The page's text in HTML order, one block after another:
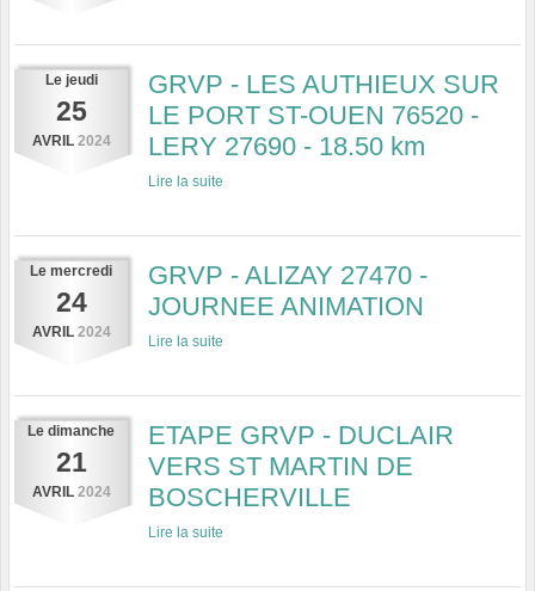
Le jeudi
25
AVRIL 2024
GRVP - LES AUTHIEUX SUR
LE PORT ST-OUEN 76520 -
LERY 27690 - 18.50 km
Lire la suite
Le mercredi
24
AVRIL 2024
GRVP - ALIZAY 27470 -
JOURNEE ANIMATION
Lire la suite
Le dimanche
21
AVRIL 2024
ETAPE GRVP - DUCLAIR
VERS ST MARTIN DE
BOSCHERVILLE
Lire la suite